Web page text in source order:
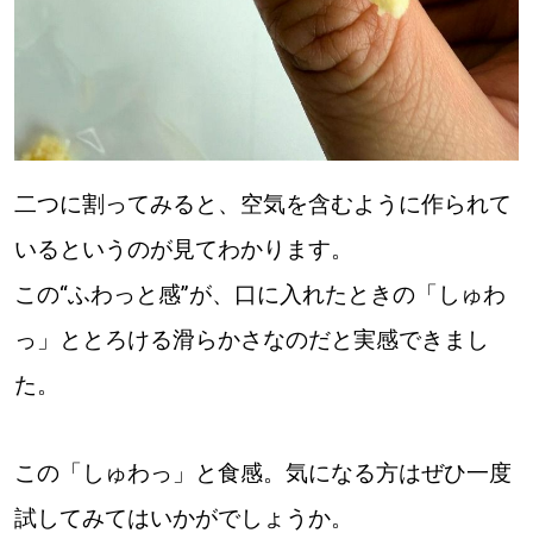
二つに割ってみると、空気を含むように作られて
いるというのが見てわかります。
この“ふわっと感”が、口に入れたときの「しゅわ
っ」ととろける滑らかさなのだと実感できまし
た。
この「しゅわっ」と食感。気になる方はぜひ一度
試してみてはいかがでしょうか。